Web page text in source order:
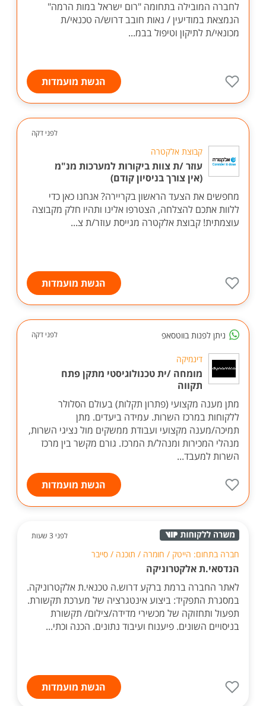
לחברה המובילה בתחומה "רום ישראל במות הרמה"
הנמצאת במודיעין / נאות חובב דרוש/ה טכנאי/ת
מכונאי/ת לתיקון וטיפול בבמ...
הגשת מועמדות
לפני דקה
קבוצת אלקטרה
עוזר /ת צוות ביקורות למערכות מנ"מ
(אין צורך בניסיון קודם)
מחפשים את הצעד הראשון בקריירה? אנחנו כאן כדי
ללוות אתכם להצלחה, הצטרפו אלינו ותהיו חלק מקבוצה
עוצמתית! קבוצת אלקטרה מגייסת עוזר/ת צ...
הגשת מועמדות
ניתן לפנות בווטסאפ לפני דקה
דינמיקה
מומחה /ית טכנולוגיסטי מתקן פתח
תקווה
מתן מענה מקצועי (פתרון תקלות) בעולם הסלולר
ללקוחות במרכז השרות. עמידה ביעדים. מתן
תמיכה/מענה מקצועי ועבודת ממשקים מול נציגי השרות,
מנהלי המכירות ומנהל/ת המרכז. גורם מקשר בין מרכז
השרות למעבד...
הגשת מועמדות
לפני 3 שעות
חברה בתחום: הייטק / חומרה / תוכנה / סייבר
הנדסאי.ת אלקטרוניקה
לאתר החברה ברמת ברקע דרוש.ה טכנאי.ת אלקטרוניקה.
במסגרת התפקיד: ביצוע אינטגרציה של מערכת תקשורת.
תפעול ותחזוקה של מכשירי מדידה/צילום/ תקשורת
בניסויים השונים. פיענוח ועיבוד נתונים. הכנה וכתי...
הגשת מועמדות